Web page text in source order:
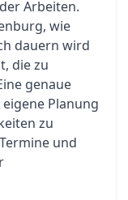
Arbeiten.
wie
dauern wird
die zu
genaue
Planung
zu
und